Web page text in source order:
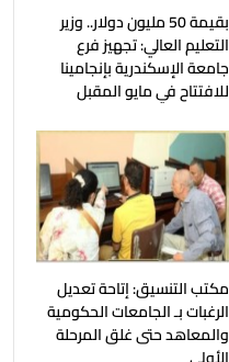
بقيمة 50 مليون دولار.. وزير
التعليم العالي: تجهيز فرع
جامعة الإسكندرية بإنجامينا
للافتتاح في مايو المقبل
مكتب التنسيق: إتاحة تعديل
الرغبات بـ الجامعات الحكومية
والمعاهد حتى غلق المرحلة